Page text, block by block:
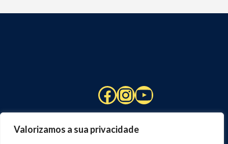
Valorizamos a sua privacidade
Facebook
Instagram
YouTube